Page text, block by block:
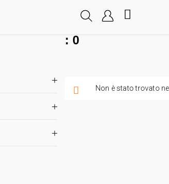
: 0
Non è stato trovato